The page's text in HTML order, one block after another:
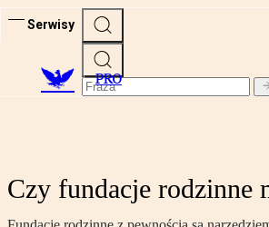
Serwisy
PRO
Czy fundacje rodzinne